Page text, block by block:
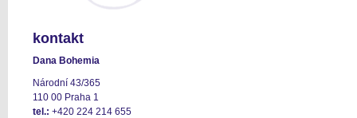
kontakt
Dana Bohemia
Národní 43/365
110 00 Praha 1
tel.: +420 224 214 655